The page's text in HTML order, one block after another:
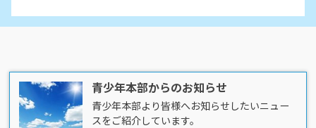
青少年本部からのお知らせ
青少年本部より皆様へお知らせしたいニュー
スをご紹介しています。